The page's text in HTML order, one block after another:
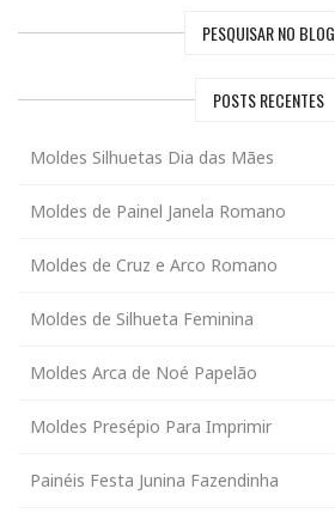
PESQUISAR NO BLOG
POSTS RECENTES
Moldes Silhuetas Dia das Mães
Moldes de Painel Janela Romano
Moldes de Cruz e Arco Romano
Moldes de Silhueta Feminina
Moldes Arca de Noé Papelão
Moldes Presépio Para Imprimir
Painéis Festa Junina Fazendinha